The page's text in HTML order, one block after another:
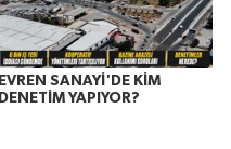
EVREN SANAYİ'DE KİM
DENETİM YAPIYOR?